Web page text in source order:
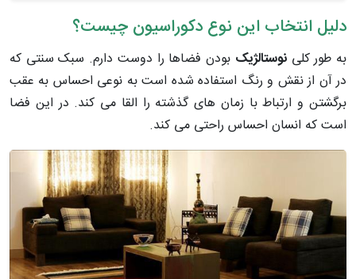
دلیل انتخاب این نوع دکوراسیون چیست؟
به طور کلینوستالژیک بودن فضاها را دوست دارم. سبک سنتی که
در آن از نقش و رنگ استفاده شده است به نوعی احساس به عقب
برگشتن و ارتباط با زمان ­های گذشته را القا می ­کند. در این فضا
است که انسان احساس راحتی می­ کند.